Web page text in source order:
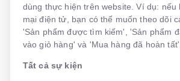
dùng thực hiện trên website. Ví dụ: nếu
mại điện tử, bạn có thể muốn theo dõi
'Sản phẩm được tìm kiếm', 'Sản phẩm
vào giỏ hàng' và 'Mua hàng đã hoàn
Tất cả sự kiện